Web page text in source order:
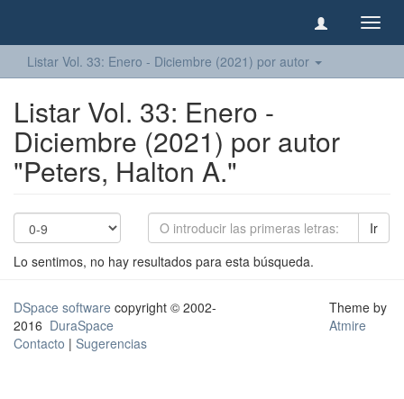
Listar Vol. 33: Enero - Diciembre (2021) por autor
Listar Vol. 33: Enero -
Diciembre (2021) por autor
"Peters, Halton A."
Ir
Lo sentimos, no hay resultados para esta búsqueda.
DSpace software copyright © 2002-
2016 DuraSpace
Contacto | Sugerencias
Theme by
Atmire